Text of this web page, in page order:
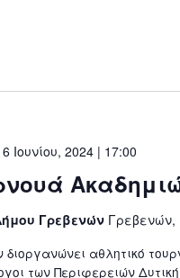
Ιουνίου, 2024 | 17:00
Γρεβενών
αθλητικό
των Περιφερειών